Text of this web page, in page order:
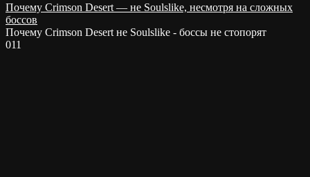
Почему Crimson Desert — не Soulslike, несмотря на сложных
боссов
Почему Crimson Desert не Soulslike - боссы не стопорят
011